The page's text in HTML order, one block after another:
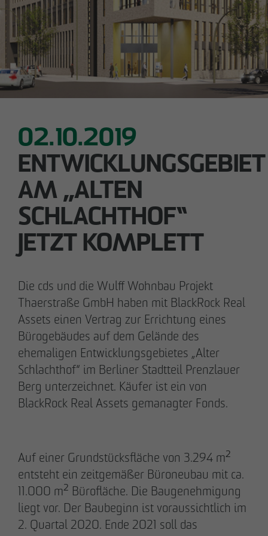
02.10.2019
ENTWICKLUNGSGEBIET
AM „ALTEN
SCHLACHTHOF“
JETZT KOMPLETT
Die cds und die Wulff Wohnbau Projekt
Thaerstraße GmbH haben mit BlackRock Real
Assets einen Vertrag zur Errichtung eines
Bürogebäudes auf dem Gelände des
ehemaligen Entwicklungsgebietes „Alter
Schlachthof“ im Berliner Stadtteil Prenzlauer
Berg unterzeichnet. Käufer ist ein von
BlackRock Real Assets gemanagter Fonds.
Auf einer Grundstücksfläche von 3.294 m²
entsteht ein zeitgemäßer Büroneubau mit ca.
11.000 m² Bürofläche. Die Baugenehmigung
liegt vor. Der Baubeginn ist voraussichtlich im
2. Quartal 2020. Ende 2021 soll das
Downloads
Impressum
Datenschutz
Barrierefreiheitserklärung
28.05.2026
Urbanes Wohnen in Lindenau: Spatenstich für
neue Eigentumswohnungen im Leipziger
Westen
28.05.2026
Berlin-Pankow: OTTO WULFF feiert
Spatenstich für erstes Wohnprojekt in
Holzhybridbauweise